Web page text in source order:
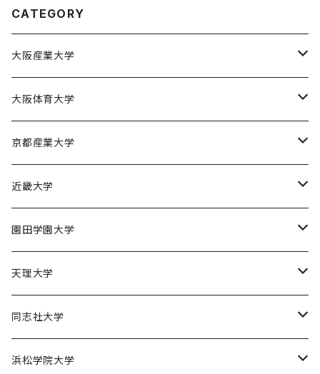
CATEGORY
大阪産業大学
大阪産業大学バスケットボール部
大阪体育大学
大阪体育大学女子バスケットボール部
京都産業大学
京都産業大学男子バスケットボール部
近畿大学
近畿大学体育会バスケットボール部
園田学園大学
園田学園大学ソフトボール部
園田学園大学陸上競技部
園田学園大学バスケットボール部
天理大学
天理大学男子バスケットボール部
天理大学女子バスケットボール部
同志社大学
同志社大学体育会バスケットボール部
浜松学院大学